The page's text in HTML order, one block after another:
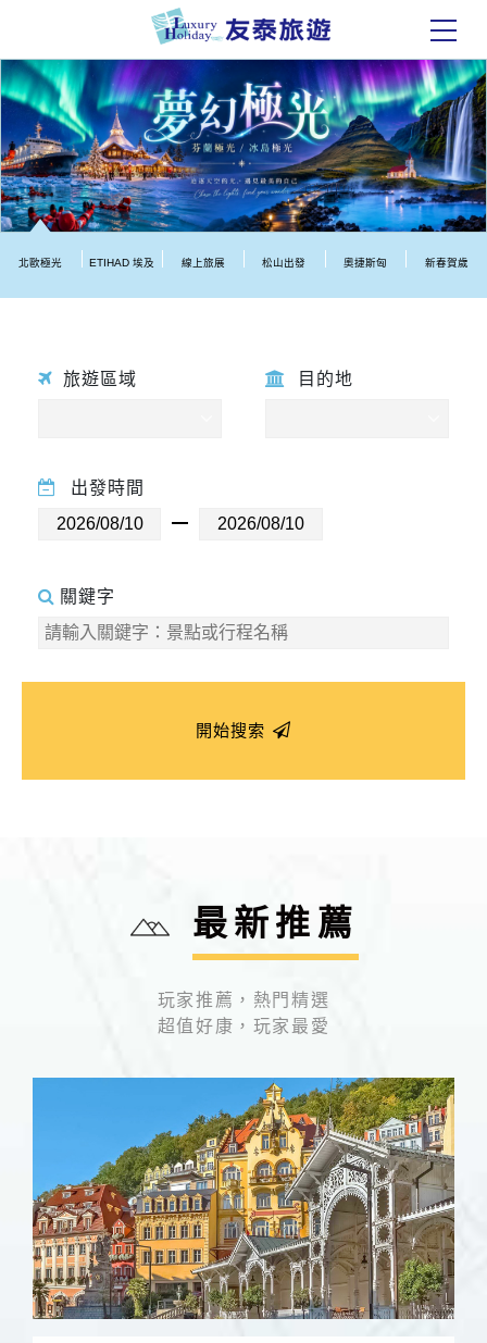
北歐極光 ETIHAD 埃及 線上旅展 松山出發 奧捷斯匈 新春賀歲
旅遊區域 目的地
出發時間
關鍵字
開始搜索
最新推薦
玩家推薦，熱門精選
超值好康，玩家最愛